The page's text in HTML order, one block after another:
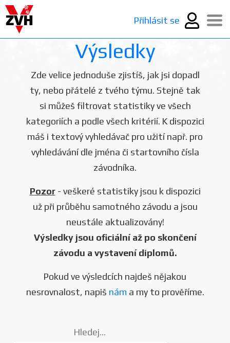
Přihlásit se
Výsledky
Zde velice jednoduše zjistíš, jak jsi dopadl
ty, nebo přátelé z tvého týmu. Stejně tak
si můžeš filtrovat statistiky ve všech
kategoriích a podle všech kritérií. K dispozici
máš i textový vyhledávač pro užití např. pro
vyhledávání dle jména či startovního čísla
závodníka.
Pozor- veškeré statistiky jsou k dispozici
už při průběhu samotného závodu a jsou
neustále aktualizovány!
Výsledky jsou oficiální až po skončení
závodu a vystavení diplomů.
Pokud ve výsledcích najdeš nějakou
nesrovnalost, napiš nám a my to prověříme.